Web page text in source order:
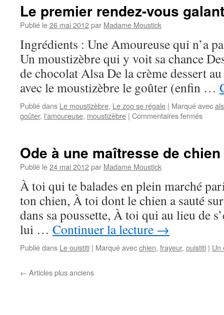
Bricolage
Le premier rendez-vous
Publié le26 mai 2012par Madame Moustick
Ingrédients : Une Amoureuse qui n’a
Un moustizèbre qui y voit sa chance
de chocolat Alsa De la crème dessert
avec le moustizèbre le goûter (enfin …
Publié dans Le moustizèbre, Le zoo se régale | Marqué avec
goûter, l'amoureuse, moustizèbre | Commentaires fermés
vous
Ode à une maîtresse de chien
Publié le24 mai 2012par Madame Moustick
À toi qui te balades en plein marché
ton chien, À toi dont le chien a sauté
dans sa poussette, À toi qui au lieu de
lui … Continuer la lecture →
Publié dans Le ouistiti | Marqué avecchien, frayeur, ouistiti | Un
← Articles plus anciens